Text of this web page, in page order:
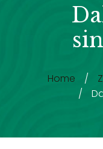
Home /
/